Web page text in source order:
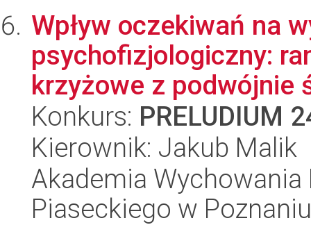
Wpływ oczekiwań na
psychofizjologiczny:
krzyżowe z podwójnie
Konkurs: PRELUDIUM
Kierownik: Jakub Malik
Akademia
Piaseckiego w Poznaniu